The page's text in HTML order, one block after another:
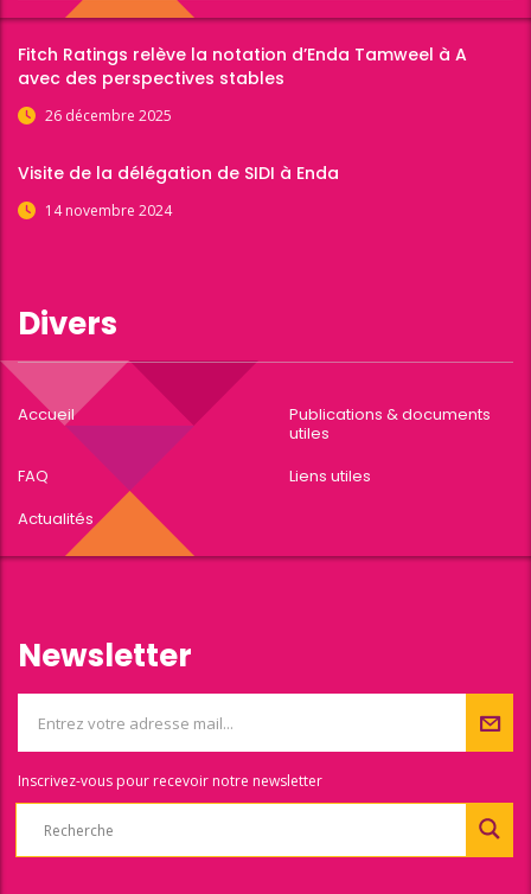
Fitch Ratings relève la notation d’Enda Tamweel à A
avec des perspectives stables
26 décembre 2025
Visite de la délégation de SIDI à Enda
14 novembre 2024
Divers
Accueil
Publications & documents
utiles
FAQ
Liens utiles
Actualités
Newsletter
Inscrivez-vous pour recevoir notre newsletter